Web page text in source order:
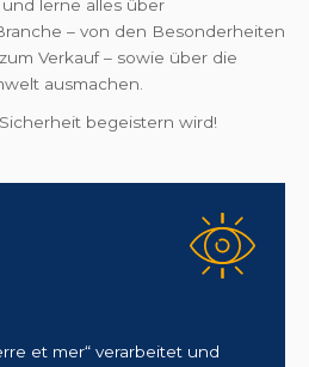
lerne alles über
– von den Besonderheiten
Verkauf – sowie über die
ausmachen.
begeistern wird!
et mer“ verarbeitet und